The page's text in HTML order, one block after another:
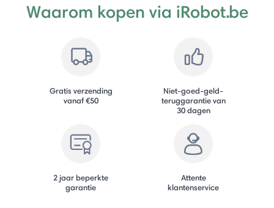
Waarom kopen via iRobot.be
Gratis verzending
vanaf €50
Niet-goed-geld-
teruggarantie van
30 dagen
2 jaar beperkte
garantie
Attente
klantenservice